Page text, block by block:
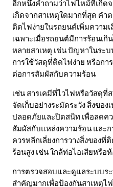
อีกหนึ่งคำถามว่าไฟไหม้ที่เกิด
เกิดจากสาเหตุใดมากที่สุด ค
ติดไฟง่ายในรถยนต์เพิ่มความ
เฉพาะเมื่อรถยนต์มีการร้อนเ
หลายสาเหตุ เช่น ปัญหาในระ
การใช้วัสดุที่ติดไฟง่าย หรือกา
ต่อการสัมผัสกับความร้อน
เช่น สารเคมีที่ไวไฟหรือวัสดุที่
จัดเก็บอย่างระมัดระวัง สิ่งขอ
ปลอดภัยและปิดสนิท เพื่อลดค
สัมผัสกับแหล่งความร้อน และ
ควรหลีกเลี่ยงการวางสิ่งของ
ร้อนสูง เช่น ใกล้ท่อไอเสียหรือ
การตรวจสอบและดูแลระบบร
สำคัญมากเพื่อป้องกันสาเหตุไ